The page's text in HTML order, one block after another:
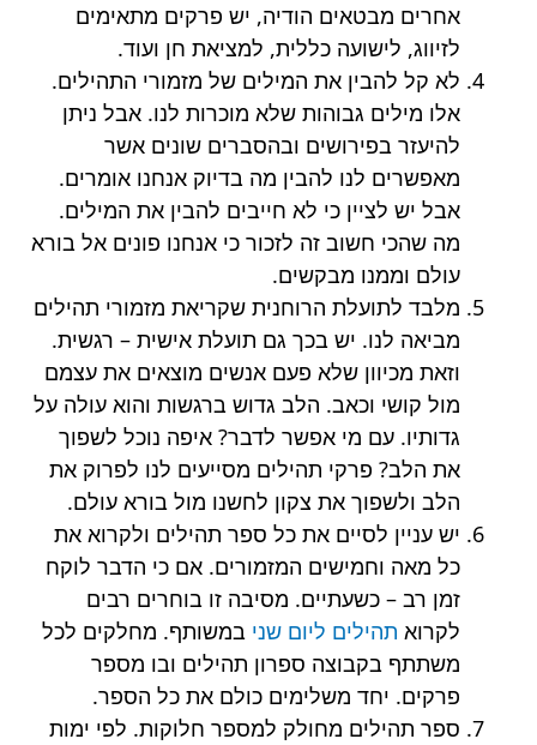
אחרים מבטאים הודיה, יש פרקים מתאימים
לזיווג, לישועה כללית, למציאת חן ועוד.
לא קל להבין את המילים של מזמורי התהילים.
אלו מילים גבוהות שלא מוכרות לנו. אבל ניתן
להיעזר בפירושים ובהסברים שונים אשר
מאפשרים לנו להבין מה בדיוק אנחנו אומרים.
אבל יש לציין כי לא חייבים להבין את המילים.
מה שהכי חשוב זה לזכור כי אנחנו פונים אל בורא
עולם וממנו מבקשים.
מלבד לתועלת הרוחנית שקריאת מזמורי תהילים
מביאה לנו. יש בכך גם תועלת אישית – רגשית.
וזאת מכיוון שלא פעם אנשים מוצאים את עצמם
מול קושי וכאב. הלב גדוש ברגשות והוא עולה על
גדותיו. עם מי אפשר לדבר? איפה נוכל לשפוך
את הלב? פרקי תהילים מסייעים לנו לפרוק את
הלב ולשפוך את צקון לחשנו מול בורא עולם.
יש עניין לסיים את כל ספר תהילים ולקרוא את
כל מאה וחמישים המזמורים. אם כי הדבר לוקח
זמן רב – כשעתיים. מסיבה זו בוחרים רבים
לקרוא תהילים ליום שני במשותף. מחלקים לכל
משתתף בקבוצה ספרון תהילים ובו מספר
פרקים. יחד משלימים כולם את כל הספר.
ספר תהילים מחולק למספר חלוקות. לפי ימות